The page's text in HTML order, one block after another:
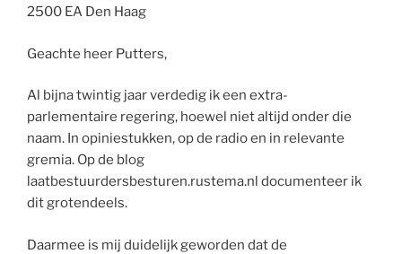
2500 EA Den Haag
Geachte heer Putters,
Al bijna twintig jaar verdedig ik een extra-
parlementaire regering, hoewel niet altijd onder die
naam. In opiniestukken, op de radio en in relevante
gremia. Op de blog
laatbestuurdersbesturen.rustema.nl documenteer ik
dit grotendeels.
Daarmee is mij duidelijk geworden dat de